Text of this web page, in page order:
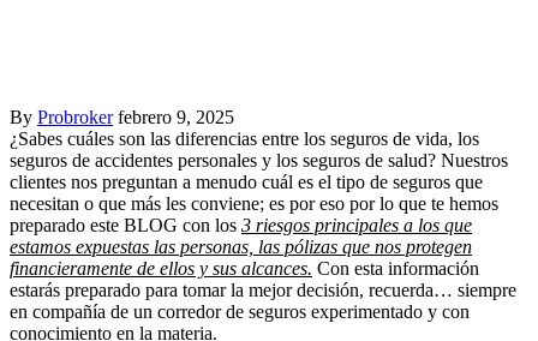
By Probroker febrero 9, 2025
¿Sabes cuáles son las diferencias entre los seguros de vida, los
seguros de accidentes personales y los seguros de salud? Nuestros
clientes nos preguntan a menudo cuál es el tipo de seguros que
necesitan o que más les conviene; es por eso por lo que te hemos
preparado este BLOG con los 3 riesgos principales a los que
estamos expuestas las personas, las pólizas que nos protegen
financieramente de ellos y sus alcances. Con esta información
estarás preparado para tomar la mejor decisión, recuerda… siempre
en compañía de un corredor de seguros experimentado y con
conocimiento en la materia.